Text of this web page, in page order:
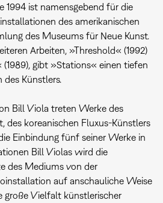
1994 ist namensgebend für die
des amerikanischen
des Museums für Neue Kunst.
Arbeiten, »Threshold« (1992)
gibt »Stations« einen tiefen
des Künstlers.
Bill Viola treten Werke des
des koreanischen Fluxus-Künstlers
Einbindung fünf seiner Werke in
Bill Violas wird die
des Mediums von der
auf anschauliche Weise
große Vielfalt künstlerischer